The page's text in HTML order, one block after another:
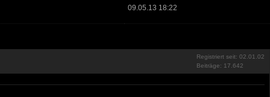
09.05.13 18:22
Registriert seit: 02.01.02
Beiträge: 17.642